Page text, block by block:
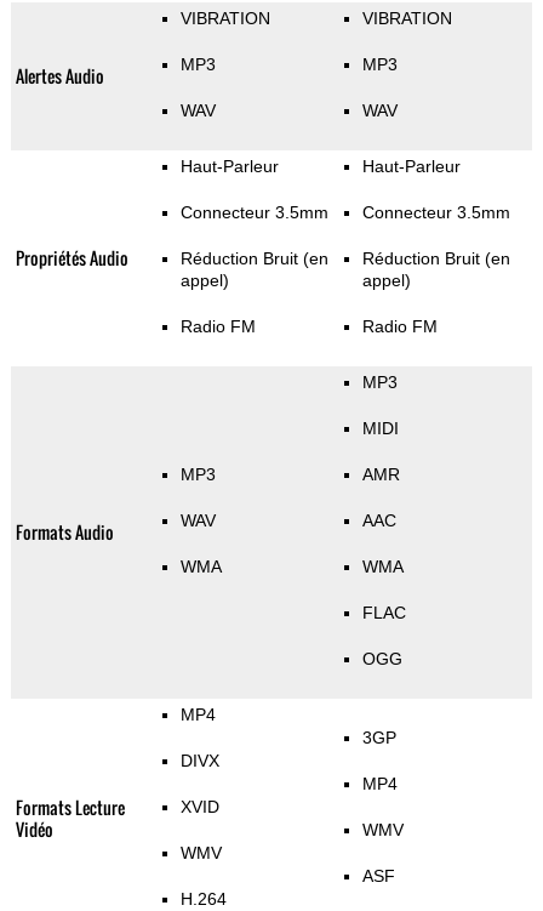
Alertes Audio
VIBRATION
MP3
WAV
VIBRATION
MP3
WAV
Propriétés Audio
Haut-Parleur
Connecteur 3.5mm
Réduction Bruit (en
appel)
Radio FM
Haut-Parleur
Connecteur 3.5mm
Réduction Bruit (en
appel)
Radio FM
Formats Audio
MP3
WAV
WMA
MP3
MIDI
AMR
AAC
WMA
FLAC
OGG
Formats Lecture
Vidéo
MP4
DIVX
XVID
WMV
H.264
3GP
MP4
WMV
ASF